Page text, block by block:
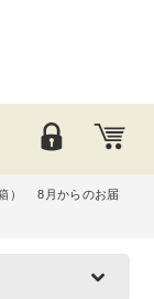
） 8月からのお届